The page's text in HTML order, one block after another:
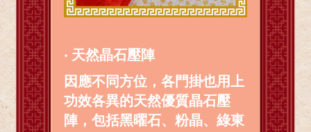
‧ 天然晶石壓陣
因應不同方位，各門掛也用上
功效各異的天然優質晶石壓
陣，包括黑曜石、粉晶、綠東